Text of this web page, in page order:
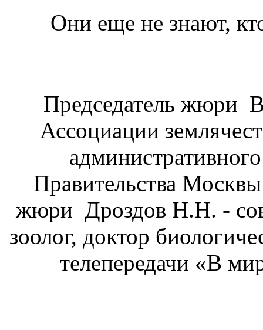
Они еще не знают,
Председатель жюри
Ассоциации
Правительства
жюри Дроздов Н.Н. -
зоолог, доктор
телепередачи «В